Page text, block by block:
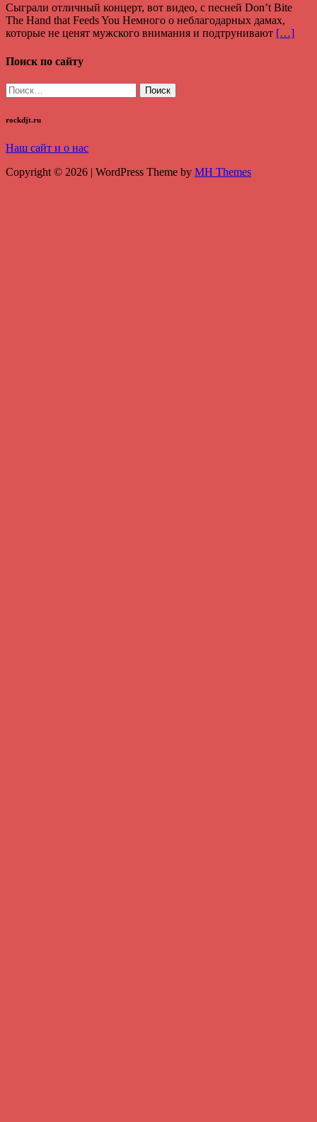
Сыграли отличный концерт, вот видео, с песней Don’t Bite
The Hand that Feeds You Немного о неблагодарных дамах,
которые не ценят мужского внимания и подтрунивают […]
Поиск по сайту
Найти:
rockdjt.ru
Наш сайт и о нас
Copyright © 2026 | WordPress Theme by MH Themes